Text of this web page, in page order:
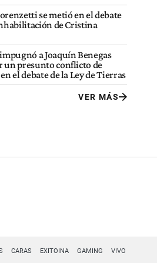
se metió en el debate
de Cristina
a Joaquín Benegas
un presunto conflicto de
el debate de la Ley de Tierras
VER MÁS
CARAS EXITOINA GAMING VIVO